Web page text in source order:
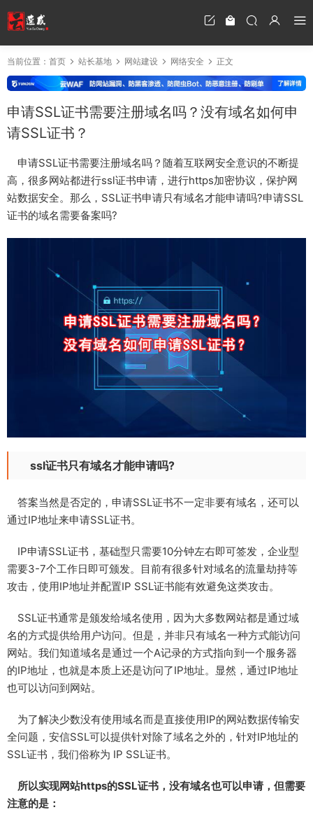
当前位置： 首页 站长基地 网站建设 网络安全 正文
申请SSL证书需要注册域名吗？没有域名如何申
请SSL证书？
申请SSL证书需要注册域名吗？随着互联网安全意识的不断提
高，很多网站都进行ssl证书申请，进行https加密协议，保护网
站数据安全。那么，SSL证书申请只有域名才能申请吗?申请SSL
证书的域名需要备案吗?
ssl证书只有域名才能申请吗?
答案当然是否定的，申请SSL证书不一定非要有域名，还可以
通过IP地址来申请SSL证书。
IP申请SSL证书，基础型只需要10分钟左右即可签发，企业型
需要3-7个工作日即可颁发。目前有很多针对域名的流量劫持等
攻击，使用IP地址并配置IP SSL证书能有效避免这类攻击。
SSL证书通常是颁发给域名使用，因为大多数网站都是通过域
名的方式提供给用户访问。但是，并非只有域名一种方式能访问
网站。我们知道域名是通过一个A记录的方式指向到一个服务器
的IP地址，也就是本质上还是访问了IP地址。显然，通过IP地址
也可以访问到网站。
为了解决少数没有使用域名而是直接使用IP的网站数据传输安
全问题，安信SSL可以提供针对除了域名之外的，针对IP地址的
SSL证书，我们俗称为 IP SSL证书。
所以实现网站https的SSL证书，没有域名也可以申请，但需要
注意的是：